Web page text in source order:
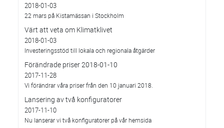
2018-01-03
22 mars på Kistamässan i Stockholm
Värt att veta om Klimatklivet
2018-01-03
Investeringsstöd till lokala och regionala åtgärder
Förändrade priser 2018-01-10
2017-11-28
Vi förändrar våra priser från den 10 januari 2018.
Lansering av två konfiguratorer
2017-11-10
Nu lanserar vi två konfiguratorer på vår hemsida